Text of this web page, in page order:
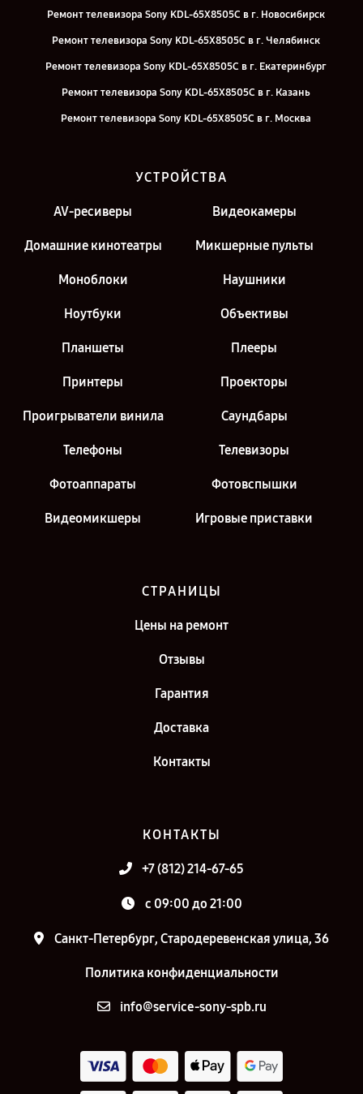
Ремонт телевизора Sony KDL-65X8505C в г. Новосибирск
Ремонт телевизора Sony KDL-65X8505C в г. Челябинск
Ремонт телевизора Sony KDL-65X8505C в г. Екатеринбург
Ремонт телевизора Sony KDL-65X8505C в г. Казань
Ремонт телевизора Sony KDL-65X8505C в г. Москва
УСТРОЙСТВА
AV-ресиверы Видеокамеры
Домашние кинотеатры Микшерные пульты
Моноблоки Наушники
Ноутбуки Объективы
Планшеты Плееры
Принтеры Проекторы
Проигрыватели винила Саундбары
Телефоны Телевизоры
Фотоаппараты Фотовспышки
Видеомикшеры Игровые приставки
СТРАНИЦЫ
Цены на ремонт
Отзывы
Гарантия
Доставка
Контакты
КОНТАКТЫ
+7 (812) 214-67-65
c 09:00 до 21:00
Санкт-Петербург, Стародеревенская улица, 36
Политика конфиденциальности
info@service-sony-spb.ru